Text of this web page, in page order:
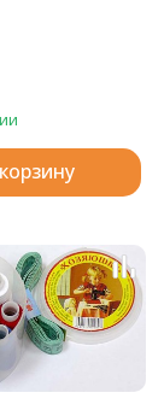
- 2 шт, иглы
игл- 1 шт,
- 1 шт,
наперсток - 2
карандаш - 1 шт,
мм, булавки
5 шт, набор с